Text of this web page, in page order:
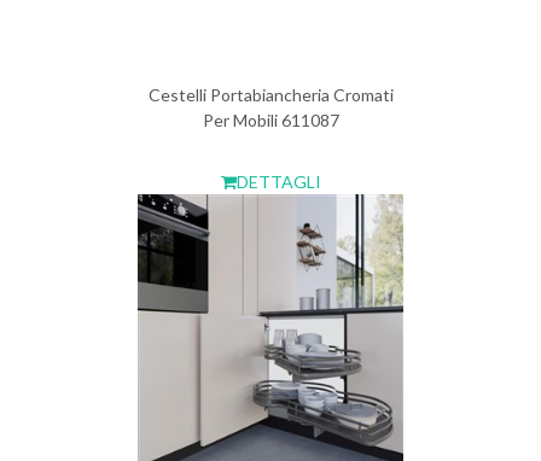
Cestelli Portabiancheria Cromati
Per Mobili 611087
DETTAGLI